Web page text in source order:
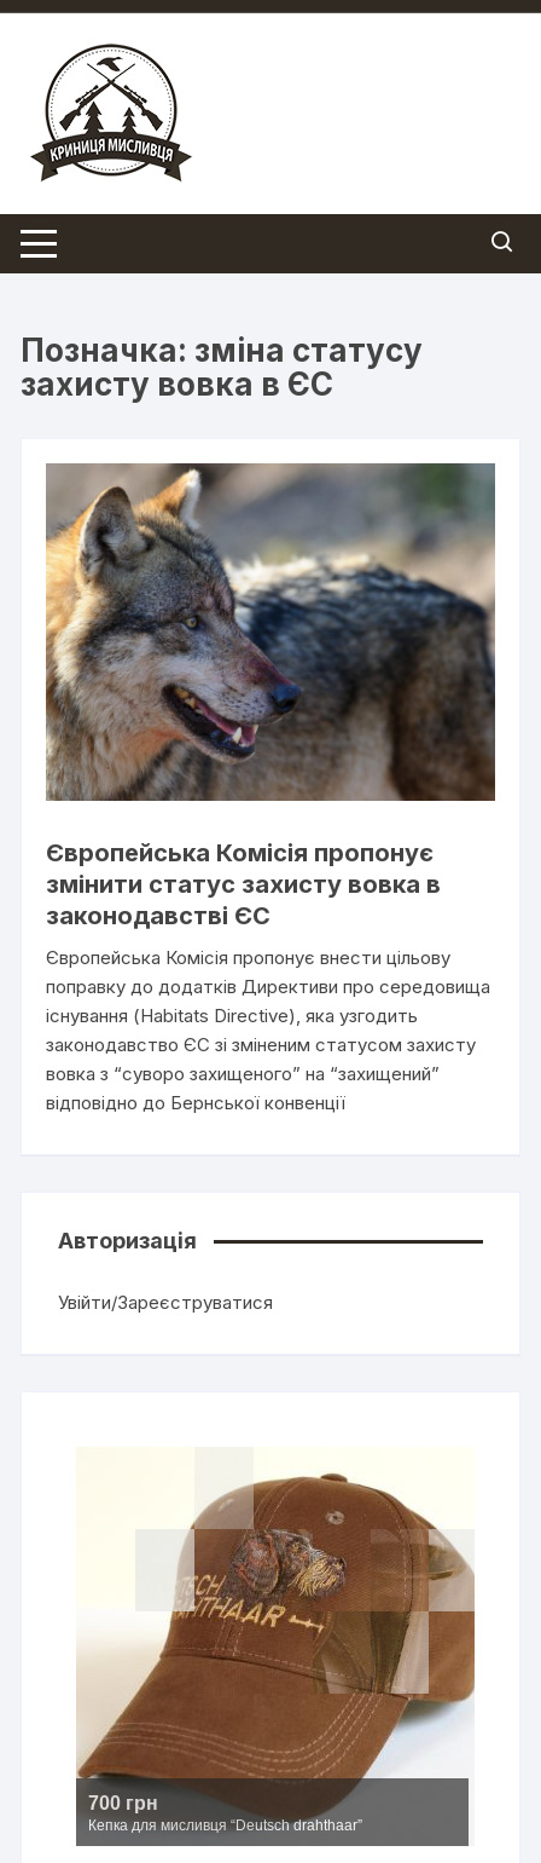
Перейти
вмісту
Позначка: зміна статусу
захисту вовка в ЄС
Європейська Комісія пропонує
змінити статус захисту вовка в
законодавстві ЄС
Європейська Комісія пропонує внести цільову
поправку до додатків Директиви про середовища
існування (Habitats Directive), яка узгодить
законодавство ЄС зі зміненим статусом захисту
вовка з “суворо захищеного” на “захищений”
відповідно до Бернської конвенції
Авторизація
Увійти/Зареєструватися
700 грн
Кепка для мисливця “Deutsch drahthaar”